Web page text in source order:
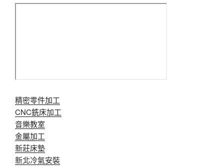
精密零件加工
CNC銑床加工
音樂教室
金屬加工
新莊床墊
新北冷氣安裝